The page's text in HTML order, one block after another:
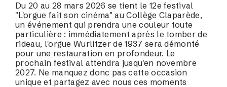
Du 20 au 28 mars 2026 se tient le 12e festival
"L'orgue fait son cinéma" au Collège Claparède,
un événement qui prendra une couleur toute
particulière : immédiatement après le tomber de
rideau, l'orgue Wurlitzer de 1937 sera démonté
pour une restauration en profondeur. Le
prochain festival attendra jusqu'en novembre
2027. Ne manquez donc pas cette occasion
unique et partagez avec nous ces moments